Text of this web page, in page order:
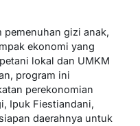
pemenuhan gizi anak,
ekonomi yang
lokal dan UMKM
program ini
perekonomian
Ipuk Fiestiandani,
daerahnya untuk